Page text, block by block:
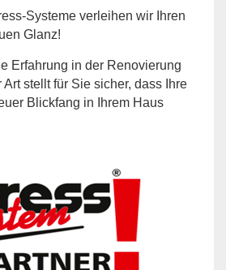
Systeme verleihen wir Ihren
Glanz!
Erfahrung in der Renovierung
stellt für Sie sicher, dass Ihre
Blickfang in Ihrem Haus